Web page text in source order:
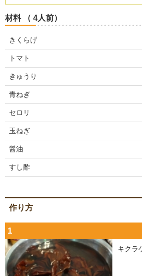
材料 （ 4人前）
きくらげ
トマト
きゅうり
青ねぎ
セロリ
玉ねぎ
醤油
すし酢
作り方
1
キクラ